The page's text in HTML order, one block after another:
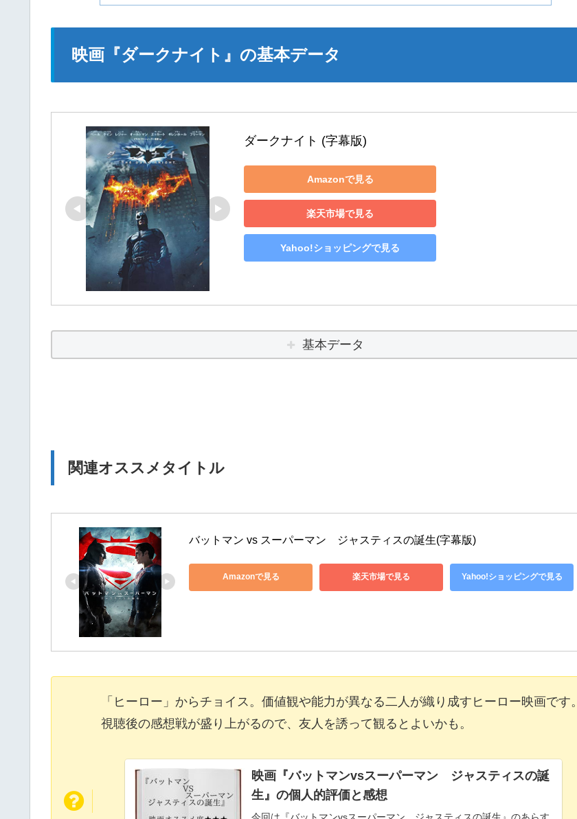
映画『ダークナイト』の基本データ
ダークナイト (字幕版)
Amazonで見る
楽天市場で見る
Yahoo!ショッピングで見る
基本データ
関連オススメタイトル
バットマン vs スーパーマン　ジャスティスの誕生(字幕版)
Amazonで見る 楽天市場で見る Yahoo!ショッピングで見る
「ヒーロー」からチョイス。価値観や能力が異なる二人が織り成すヒーロー映画です。
視聴後の感想戦が盛り上がるので、友人を誘って観るとよいかも。
映画『バットマンvsスーパーマン ジャスティスの誕
生』の個人的評価と感想